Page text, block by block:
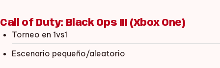
Call of Duty: Black Ops III (Xbox One)
Torneo en 1vs1
Escenario pequeño/aleatorio